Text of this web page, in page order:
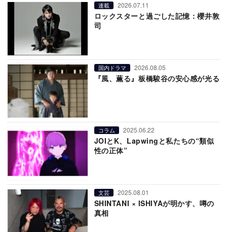
連載 2026.07.11
ロックスターと過ごした記憶：櫻井敦
司
国内ドラマ 2026.08.05
『風、薫る』板橋駿谷の安心感が光る
コラム 2025.06.22
JOIとK、Lapwingと私たちの“類似
性の正体”
文芸 2025.08.01
SHINTANI × ISHIYAが明かす、噂の
真相